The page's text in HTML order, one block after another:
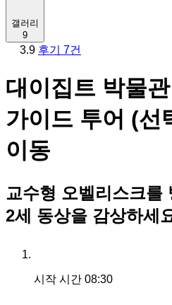
갤러리
9
3.9 후기 7건
대이집트 박물
가이드 투어 (선
이동
교수형 오벨리스크를
2세 동상을 감상하세
시작 시간 08:30